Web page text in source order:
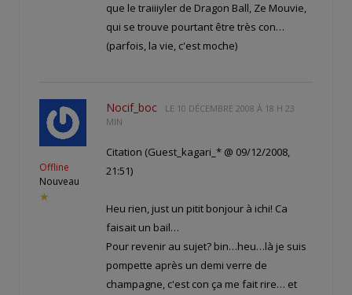
que le traiiiyler de Dragon Ball, Ze Mouvie,
qui se trouve pourtant être très con…
(parfois, la vie, c'est moche)
Offline
Nouveau
★
Nocif_boc LE 10 DÉCEMBRE 2008 À 18 H 23
MIN
Citation (Guest_kagari_* @ 09/12/2008,
21:51)
Heu rien, just un pitit bonjour à ichi! Ca
faisait un bail…
Pour revenir au sujet? bin…heu…là je suis
pompette après un demi verre de
champagne, c'est con ça me fait rire… et